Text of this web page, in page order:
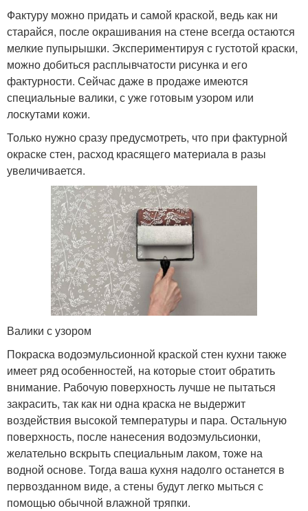
Фактуру можно придать и самой краской, ведь как ни
старайся, после окрашивания на стене всегда остаются
мелкие пупырышки. Экспериментируя с густотой краски,
можно добиться расплывчатости рисунка и его
фактурности. Сейчас даже в продаже имеются
специальные валики, с уже готовым узором или
лоскутами кожи.
Только нужно сразу предусмотреть, что при фактурной
окраске стен, расход красящего материала в разы
увеличивается.
Валики с узором
Покраска водоэмульсионной краской стен кухни также
имеет ряд особенностей, на которые стоит обратить
внимание. Рабочую поверхность лучше не пытаться
закрасить, так как ни одна краска не выдержит
воздействия высокой температуры и пара. Остальную
поверхность, после нанесения водоэмульсионки,
желательно вскрыть специальным лаком, тоже на
водной основе. Тогда ваша кухня надолго останется в
первозданном виде, а стены будут легко мыться с
помощью обычной влажной тряпки.